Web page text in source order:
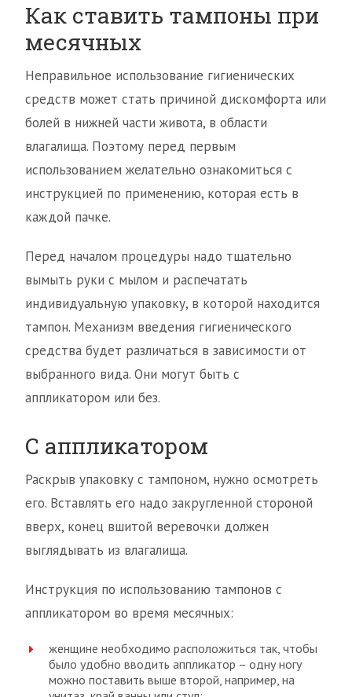
Как ставить тампоны при
месячных
Неправильное использование гигиенических
средств может стать причиной дискомфорта или
болей в нижней части живота, в области
влагалища. Поэтому перед первым
использованием желательно ознакомиться с
инструкцией по применению, которая есть в
каждой пачке.
Перед началом процедуры надо тщательно
вымыть руки с мылом и распечатать
индивидуальную упаковку, в которой находится
тампон. Механизм введения гигиенического
средства будет различаться в зависимости от
выбранного вида. Они могут быть с
аппликатором или без.
С аппликатором
Раскрыв упаковку с тампоном, нужно осмотреть
его. Вставлять его надо закругленной стороной
вверх, конец вшитой веревочки должен
выглядывать из влагалища.
Инструкция по использованию тампонов с
аппликатором во время месячных:
женщине необходимо расположиться так, чтобы
было удобно вводить аппликатор – одну ногу
можно поставить выше второй, например, на